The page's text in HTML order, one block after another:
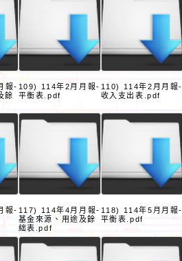
報-
餘
109) 114年2月月報-
平衡表.pdf
110) 114年2月月報-
收入支出表.pdf
報- 117) 114年4月月報-
基金來源、用途及餘
絀表.pdf
118) 114年5月月報-
平衡表.pdf